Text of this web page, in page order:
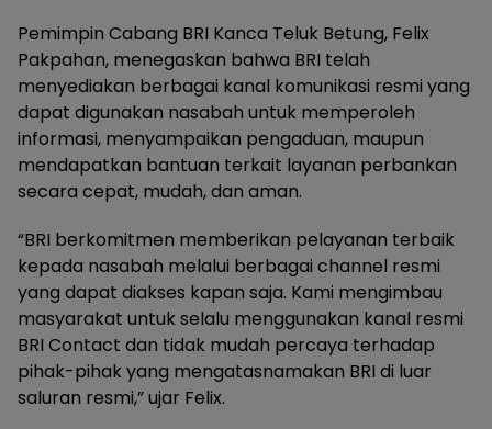
Pemimpin Cabang BRI Kanca Teluk Betung, Felix
Pakpahan, menegaskan bahwa BRI telah
menyediakan berbagai kanal komunikasi resmi yang
dapat digunakan nasabah untuk memperoleh
informasi, menyampaikan pengaduan, maupun
mendapatkan bantuan terkait layanan perbankan
secara cepat, mudah, dan aman.
“BRI berkomitmen memberikan pelayanan terbaik
kepada nasabah melalui berbagai channel resmi
yang dapat diakses kapan saja. Kami mengimbau
masyarakat untuk selalu menggunakan kanal resmi
BRI Contact dan tidak mudah percaya terhadap
pihak-pihak yang mengatasnamakan BRI di luar
saluran resmi,” ujar Felix.